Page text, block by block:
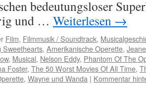
bedeutungsloser
und … Weiterlesen →
Film, Filmmusik / Soundtrack,
Sweethearts, Amerikanische Operette,
, Musical, Nelson Eddy, Phantom Of The
Foster, The 50 Worst Movies Of All Time,
, Wayne und Wanda | Kommentar